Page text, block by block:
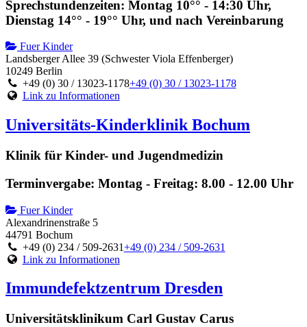
Sprechstundenzeiten: Montag 10°° - 14:30 Uhr,
Dienstag 14°° - 19°° Uhr, und nach Vereinbarung
Fuer Kinder
Landsberger Allee 39 (Schwester Viola Effenberger)
10249 Berlin
+49 (0) 30 / 13023-1178+49 (0) 30 / 13023-1178
Link zu Informationen
Universitäts-Kinderklinik Bochum
Klinik für Kinder- und Jugendmedizin
Terminvergabe: Montag - Freitag: 8.00 - 12.00 Uhr
Fuer Kinder
Alexandrinenstraße 5
44791 Bochum
+49 (0) 234 / 509-2631+49 (0) 234 / 509-2631
Link zu Informationen
Immundefektzentrum Dresden
Universitätsklinikum Carl Gustav Carus